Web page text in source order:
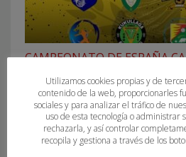
CAMPEONATO DE ESPAÑA
Utilizamos cookies propias y de
contenido de la web, proporcionarles
sociales y para analizar el tráfico de
uso de esta tecnología o administrar
rechazarla, y así controlar
recopila y gestiona a través de los